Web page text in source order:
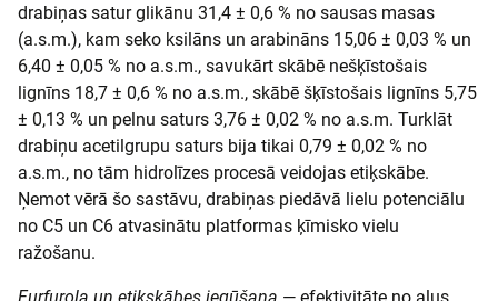
drabiņas satur glikānu 31,4 ± 0,6 % no sausas masas
(a.s.m.), kam seko ksilāns un arabināns 15,06 ± 0,03 % un
6,40 ± 0,05 % no a.s.m., savukārt skābē nešķīstošais
lignīns 18,7 ± 0,6 % no a.s.m., skābē šķīstošais lignīns 5,75
± 0,13 % un pelnu saturs 3,76 ± 0,02 % no a.s.m. Turklāt
drabiņu acetilgrupu saturs bija tikai 0,79 ± 0,02 % no
a.s.m., no tām hidrolīzes procesā veidojas etiķskābe.
Ņemot vērā šo sastāvu, drabiņas piedāvā lielu potenciālu
no C5 un C6 atvasinātu platformas ķīmisko vielu
ražošanu.